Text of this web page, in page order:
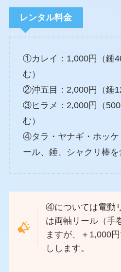
レンタル料金
①カレイ：1,000円（錘
む）
②沖五目：2,000円（錘
③ヒラメ：2,000円（
む）
④タラ・ヤナギ・ホッケ
ール、錘、シャクリ棒を
④については電動
は両軸リール（手
ますが、＋1,000
しします。